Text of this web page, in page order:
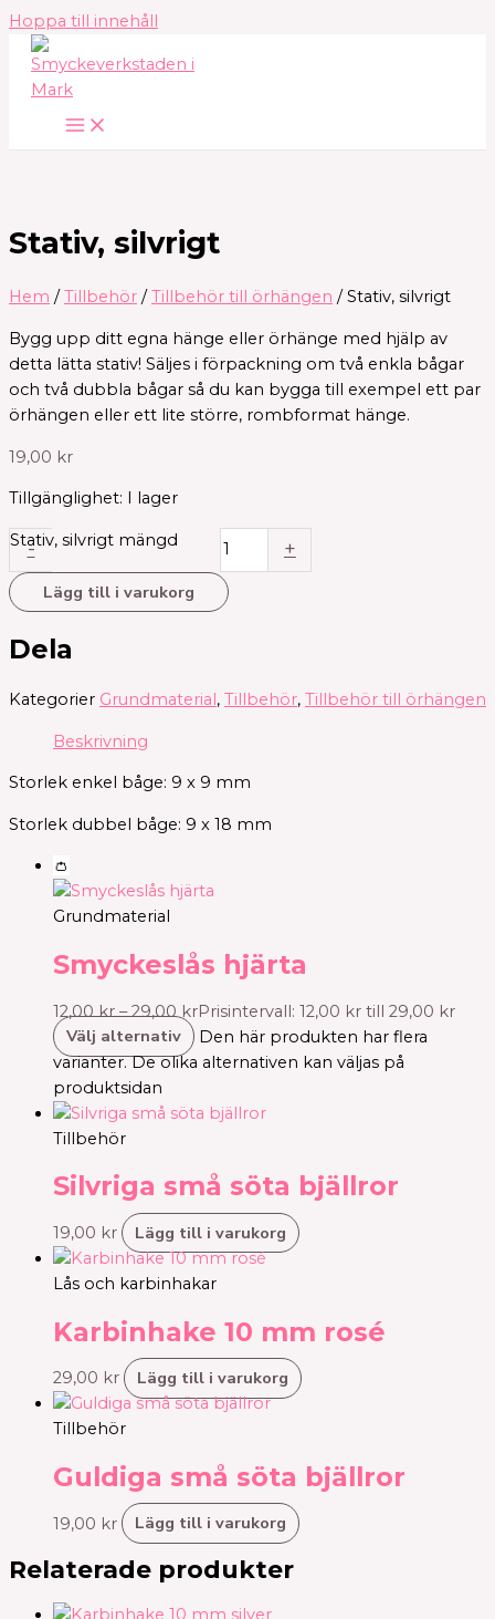
Hoppa till innehåll
Stativ, silvrigt
Hem / Tillbehör / Tillbehör till örhängen / Stativ, silvrigt
Bygg upp ditt egna hänge eller örhänge med hjälp av
detta lätta stativ! Säljes i förpackning om två enkla bågar
och två dubbla bågar så du kan bygga till exempel ett par
örhängen eller ett lite större, rombformat hänge.
19,00 kr
Tillgänglighet: I lager
-
Stativ, silvrigt mängd +
Lägg till i varukorg
Dela
Kategorier Grundmaterial, Tillbehör, Tillbehör till örhängen
Beskrivning
Storlek enkel båge: 9 x 9 mm
Storlek dubbel båge: 9 x 18 mm
👛
Grundmaterial
Smyckeslås hjärta
12,00kr – 29,00krPrisintervall: 12,00 kr till 29,00 kr
Välj alternativ
Den här produkten har flera
varianter. De olika alternativen kan väljas på
produktsidan
Tillbehör
Silvriga små söta bjällror
19,00 kr Lägg till i varukorg
Lås och karbinhakar
Karbinhake 10 mm rosé
29,00 kr Lägg till i varukorg
Tillbehör
Guldiga små söta bjällror
19,00 kr Lägg till i varukorg
Relaterade produkter